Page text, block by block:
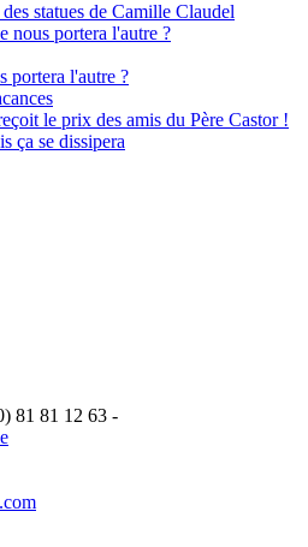
statues de Camille Claudel
nous portera l'autre ?
portera l'autre ?
le prix des amis du Père Castor !
ça se dissipera
81 81 12 63 -